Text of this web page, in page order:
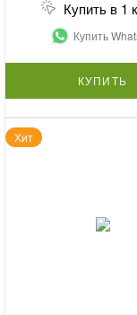
Купить в 1
Купить
КУПИТЬ
Хит